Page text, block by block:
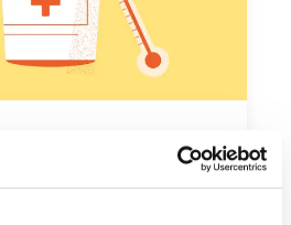
안하세요. 각 시장의 법정·